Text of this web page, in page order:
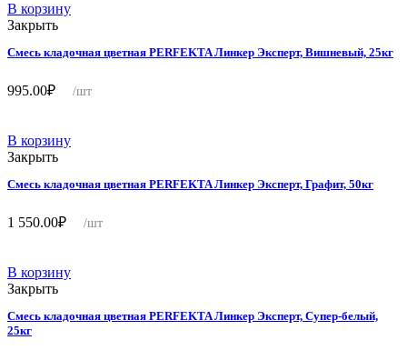
В корзину
Закрыть
Смесь кладочная цветная PERFEKTA Линкер Эксперт, Вишневый, 25кг
995.00₽ /шт
В корзину
Закрыть
Смесь кладочная цветная PERFEKTA Линкер Эксперт, Графит, 50кг
1 550.00₽ /шт
В корзину
Закрыть
Смесь кладочная цветная PERFEKTA Линкер Эксперт, Супер-белый,
25кг